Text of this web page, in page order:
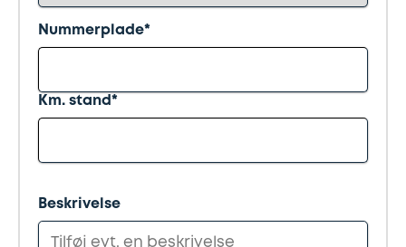
og
Tandrem
Vinterdæk
Nummerplade*
Km. stand*
Beskrivelse